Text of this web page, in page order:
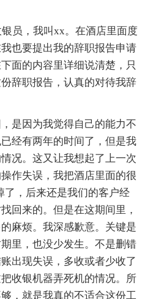
员，我叫xx。在酒店里面度
也要提出我的辞职报告申请
面的内容里详细说清楚，只
辞职报告，认真的对待我辞
是因为我觉得自己的能力不
经有两年的时间了，但是我
况。这又让我想起了上一次
作失误，我把酒店里面的很
，后来还是我们的客户经
回来的。但是在这期间里，
麻烦。我深感歉意。关键是
里，也没少发生。不是删错
出现失误，多收或者少收了
收银机器弄死机的情况。所
，就是我真的不适合这份工